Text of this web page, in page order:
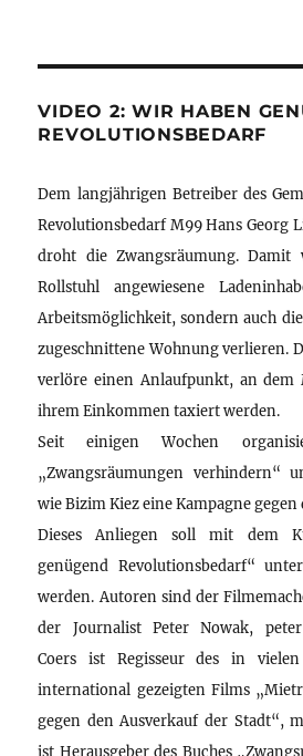
VIDEO 2: WIR HABEN
REVOLUTIONSBEDARF
Dem langjährigen Betreiber des
Revolutionsbedarf M99 Hans Georg
droht die Zwangsräumung.
Rollstuhl angewiesene
Arbeitsmöglichkeit, sondern auch
zugeschnittene Wohnung verlieren.
verlöre einen Anlaufpunkt, an dem
ihrem Einkommen taxiert werden.
Seit einigen Wochen
„Zwangsräumungen verhindern“
wie Bizim Kiez eine Kampagne
Dieses Anliegen soll mit dem
genügend Revolutionsbedarf“
werden. Autoren sind der
der Journalist Peter Nowak,
Coers ist Regisseur des in
international gezeigten Films
gegen den Ausverkauf der Stadt“,
ist Herausgeber des Buches